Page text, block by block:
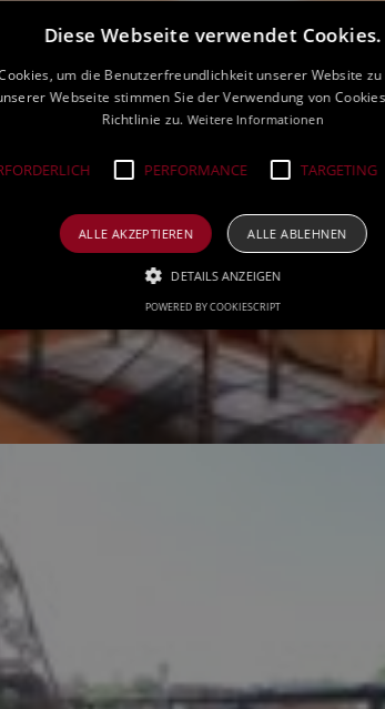
Diese Webseite verwendet Cookies.
um die Benutzerfreundlichkeit unserer Website
Webseite stimmen Sie der Verwendung von
Richtlinie zu.Weitere Informationen
PERFORMANCE TARGETING
ALLE AKZEPTIEREN ALLE ABLEHNEN
DETAILS ANZEIGEN
POWERED BY COOKIESCRIPT